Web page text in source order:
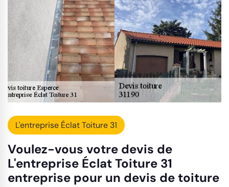
L'entreprise Éclat Toiture 31
Voulez-vous votre devis de
L'entreprise Éclat Toiture 31
entreprise pour un devis de toiture